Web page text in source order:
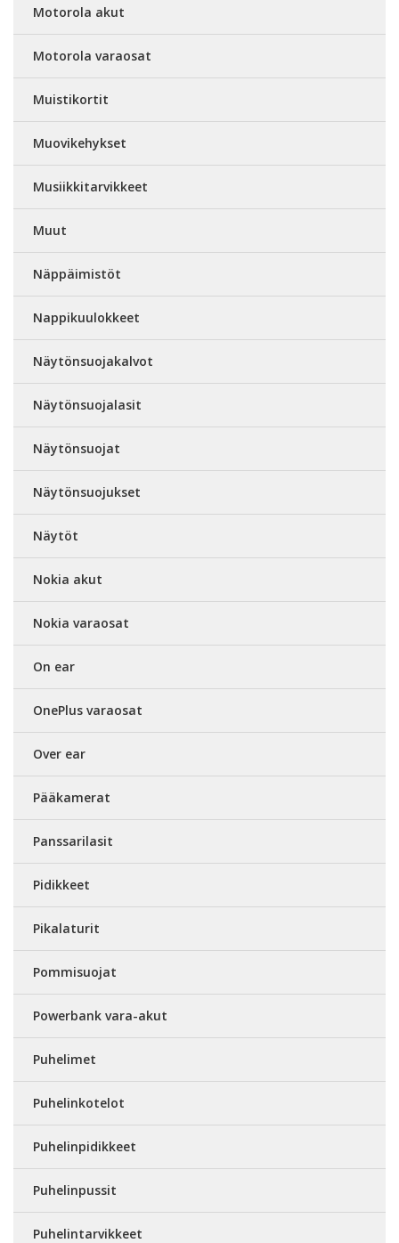
Motorola akut
Motorola varaosat
Muistikortit
Muovikehykset
Musiikkitarvikkeet
Muut
Näppäimistöt
Nappikuulokkeet
Näytönsuojakalvot
Näytönsuojalasit
Näytönsuojat
Näytönsuojukset
Näytöt
Nokia akut
Nokia varaosat
On ear
OnePlus varaosat
Over ear
Pääkamerat
Panssarilasit
Pidikkeet
Pikalaturit
Pommisuojat
Powerbank vara-akut
Puhelimet
Puhelinkotelot
Puhelinpidikkeet
Puhelinpussit
Puhelintarvikkeet